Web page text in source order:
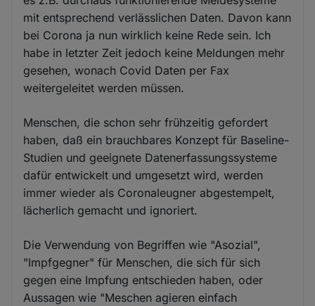
mit entsprechend verlässlichen Daten. Davon kann
bei Corona ja nun wirklich keine Rede sein. Ich
habe in letzter Zeit jedoch keine Meldungen mehr
gesehen, wonach Covid Daten per Fax
weitergeleitet werden müssen.
Menschen, die schon sehr frühzeitig gefordert
haben, daß ein brauchbares Konzept für Baseline-
Studien und geeignete Datenerfassungssysteme
dafür entwickelt und umgesetzt wird, werden
immer wieder als Coronaleugner abgestempelt,
lächerlich gemacht und ignoriert.
Die Verwendung von Begriffen wie "Asozial",
"Impfgegner" für Menschen, die sich für sich
gegen eine Impfung entschieden haben, oder
Aussagen wie "Meschen agieren einfach